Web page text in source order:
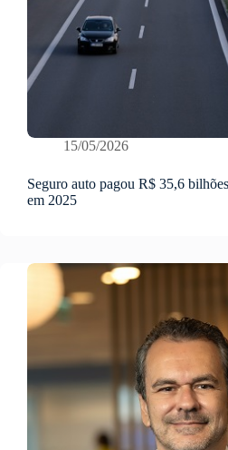
15/05/2026
Seguro auto pagou R$ 35,6
em 2025